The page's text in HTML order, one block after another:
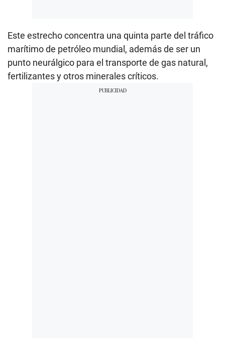
Este estrecho concentra una quinta parte del tráfico
marítimo de petróleo mundial, además de ser un
punto neurálgico para el transporte de gas natural,
fertilizantes y otros minerales críticos.